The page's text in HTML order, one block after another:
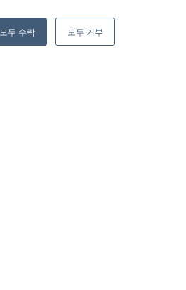
모두 수락 모두 거부